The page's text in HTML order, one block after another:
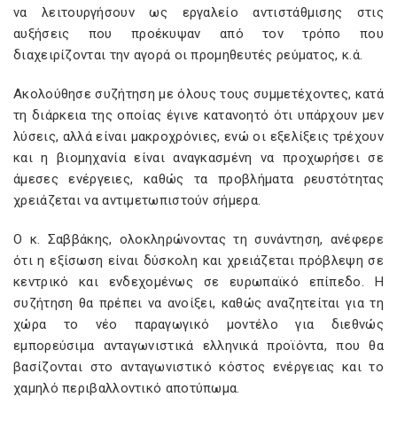
να λειτουργήσουν ως εργαλείο αντιστάθμισης στις
αυξήσεις που προέκυψαν από τον τρόπο που
διαχειρίζονται την αγορά οι προμηθευτές ρεύματος, κ.ά.
Ακολούθησε συζήτηση με όλους τους συμμετέχοντες, κατά
τη διάρκεια της οποίας έγινε κατανοητό ότι υπάρχουν μεν
λύσεις, αλλά είναι μακροχρόνιες, ενώ οι εξελίξεις τρέχουν
και η βιομηχανία είναι αναγκασμένη να προχωρήσει σε
άμεσες ενέργειες, καθώς τα προβλήματα ρευστότητας
χρειάζεται να αντιμετωπιστούν σήμερα.
Ο κ. Σαββάκης, ολοκληρώνοντας τη συνάντηση, ανέφερε
ότι η εξίσωση είναι δύσκολη και χρειάζεται πρόβλεψη σε
κεντρικό και ενδεχομένως σε ευρωπαϊκό επίπεδο. Η
συζήτηση θα πρέπει να ανοίξει, καθώς αναζητείται για τη
χώρα το νέο παραγωγικό μοντέλο για διεθνώς
εμπορεύσιμα ανταγωνιστικά ελληνικά προϊόντα, που θα
βασίζονται στο ανταγωνιστικό κόστος ενέργειας και το
χαμηλό περιβαλλοντικό αποτύπωμα.